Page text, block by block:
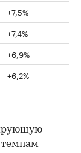
+7,5%
+7,4%
+6,9%
+6,2%